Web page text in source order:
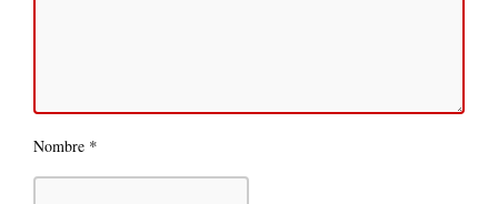
Nombre *